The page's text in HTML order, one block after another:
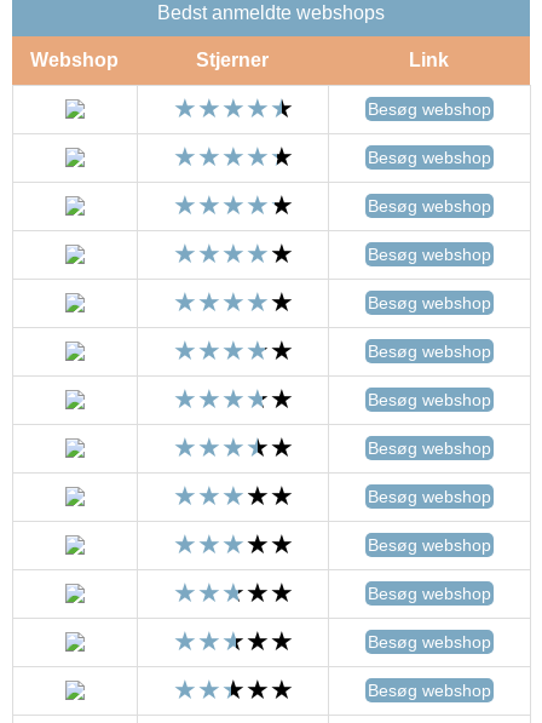
Bedst anmeldte webshops
Webshop Stjerner Link
Besøg webshop
Besøg webshop
Besøg webshop
Besøg webshop
Besøg webshop
Besøg webshop
Besøg webshop
Besøg webshop
Besøg webshop
Besøg webshop
Besøg webshop
Besøg webshop
Besøg webshop